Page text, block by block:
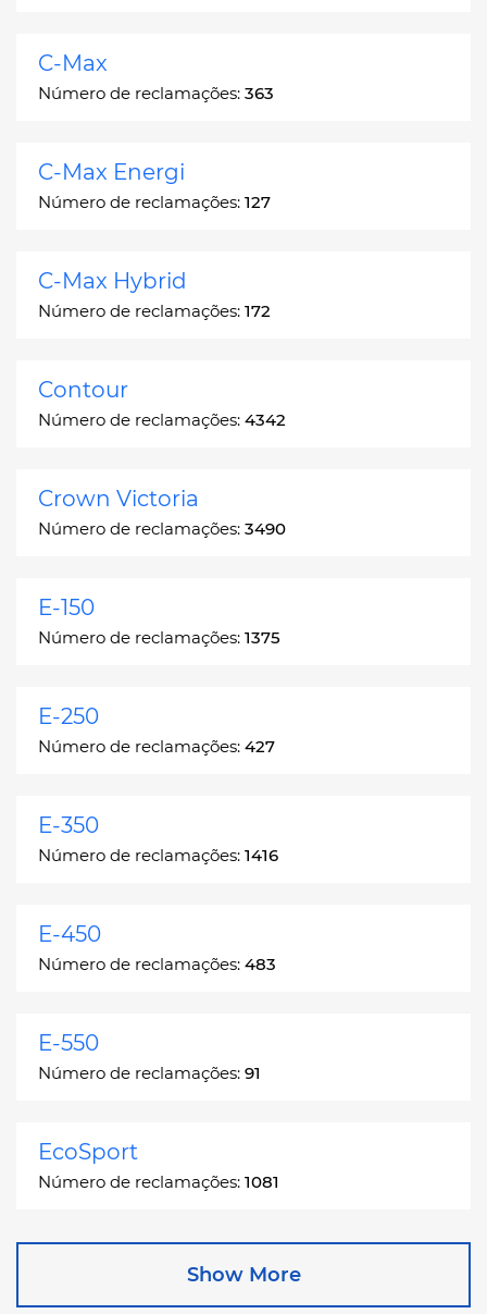
C-Max
Número de reclamações: 363
C-Max Energi
Número de reclamações: 127
C-Max Hybrid
Número de reclamações: 172
Contour
Número de reclamações: 4342
Crown Victoria
Número de reclamações: 3490
E-150
Número de reclamações: 1375
E-250
Número de reclamações: 427
E-350
Número de reclamações: 1416
E-450
Número de reclamações: 483
E-550
Número de reclamações: 91
EcoSport
Número de reclamações: 1081
Show More